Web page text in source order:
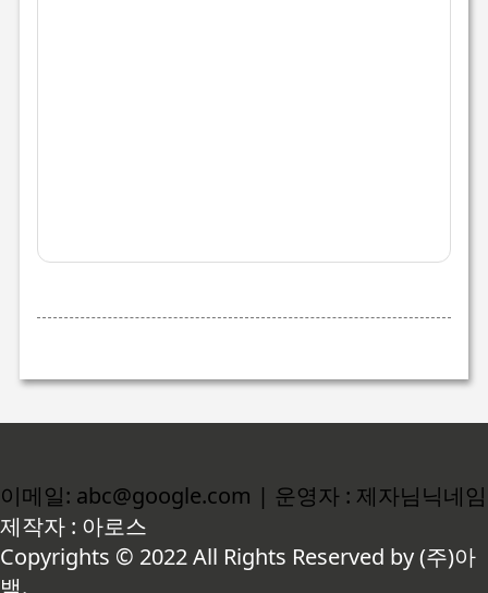
이메일: abc@google.com | 운영자 : 제자님닉네임
제작자 : 아로스
Copyrights © 2022 All Rights Reserved by (주)아